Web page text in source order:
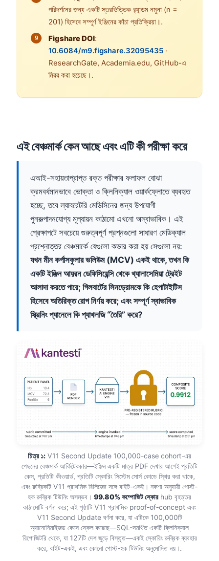
পরিদর্শনের জন্য একটি স্তরভিত্তিক র‍্যান্ডম নমুনা (n =
201) হিসেবে সম্পূর্ণ ইঞ্জিনের কাঁচা প্রতিক্রিয়া।.
Figshare DOI:
10.6084/m9.figshare.32095435 ·
ResearchGate, Academia.edu, GitHub-এ
মিরর করা হয়েছে।.
এই বেঞ্চমার্ক কেন আছে এবং এটি কী পরীক্ষা করে
এআই-সহায়তাপ্রাপ্ত রক্ত পরীক্ষার ফলাফল বোঝা
ক্রমবর্ধমানভাবে ভোক্তা ও ক্লিনিক্যাল ওয়ার্কফ্লোতে ব্যবহৃত
হচ্ছে, তবে ল্যাবরেটরি মেডিসিনের জন্য উপযোগী
পুনরুত্পাদনযোগ্য মূল্যায়ন কাঠামো এখনো অস্বাভাবিক। এই
প্রেক্ষাপটে সবচেয়ে গুরুত্বপূর্ণ প্রশ্নগুলো সাধারণ মেডিক্যাল
প্রশ্নোত্তর বেঞ্চমার্কে যেগুলো কভার করা হয় সেগুলো নয়:
যখন মীন কর্পাসকুলার ভলিউম (MCV) একই থাকে, তখন কি
একটি ইঞ্জিন আয়রন ডেফিসিয়েন্সি থেকে থ্যালাসেমিয়া ট্রেইট
আলাদা করতে পারে; গিলবার্টের সিনড্রোমকে কি হেপাটাইটিস
হিসেবে অতিরিক্ত রোগ নির্ণয় করে; এবং সম্পূর্ণ স্বাভাবিক
স্ক্রিনিং প্যানেলে কি প্যাথলজি “তৈরি” করে?
চিত্র ১: V11 Second Update 100,000-case cohort-এর
পেছনের বেঞ্চমার্ক আর্কিটেকচার—ইঞ্জিন একটি মাত্র PDF দেখার আগেই প্রতিটি
কেস, প্রতিটি কীওয়ার্ড, প্রতিটি স্কোরিং সিস্টেম সোর্স কোডে স্থির করা থাকে,
এবং রুব্রিকটি V11 প্রাথমিক রিলিজের সঙ্গে বাইট-একই। নকশা অনুযায়ী পোস্ট-
হক রুব্রিক টিউনিং অসম্ভব। 99.80% কম্পোজিট স্কোর hub বৃহত্তর
কাঠামোটি বর্ণনা করে; এই পৃষ্ঠাটি V11 প্রাথমিক proof-of-concept এবং
V11 Second Update বর্ণনা করে, যা এটিকে 100,000টি
অ্যানোনিমাইজড কেসে স্কেল করেছে—SQL-সমর্থিত একটি ক্লিনিক্যাল
রিপোজিটরি থেকে, যা 127টি দেশ জুড়ে বিস্তৃত—একই স্কোরিং রুব্রিক ব্যবহার
করে, বাইট-একই, এবং কোনো পোস্ট-হক টিউনিং অনুমোদিত নয়।.